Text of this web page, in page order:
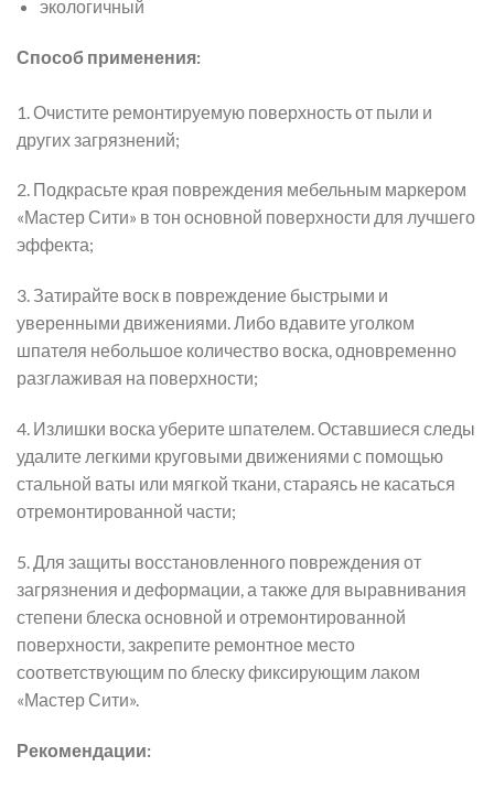
экологичный
Способ применения:
1. Очистите ремонтируемую поверхность от пыли и
других загрязнений;
2. Подкрасьте края повреждения мебельным маркером
«Мастер Сити» в тон основной поверхности для лучшего
эффекта;
3. Затирайте воск в повреждение быстрыми и
уверенными движениями. Либо вдавите уголком
шпателя небольшое количество воска, одновременно
разглаживая на поверхности;
4. Излишки воска уберите шпателем. Оставшиеся следы
удалите легкими круговыми движениями с помощью
стальной ваты или мягкой ткани, стараясь не касаться
отремонтированной части;
5. Для защиты восстановленного повреждения от
загрязнения и деформации, а также для выравнивания
степени блеска основной и отремонтированной
поверхности, закрепите ремонтное место
соответствующим по блеску фиксирующим лаком
«Мастер Сити».
Рекомендации: